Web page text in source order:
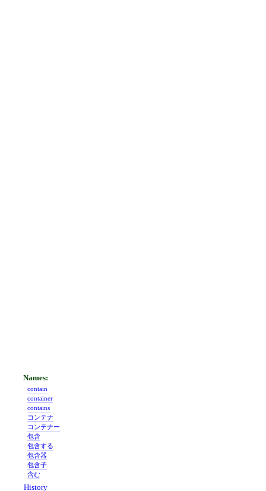
contain
container
contains
コンテナ
コンテナー
包含
包含する
包含器
包含子
含む
History